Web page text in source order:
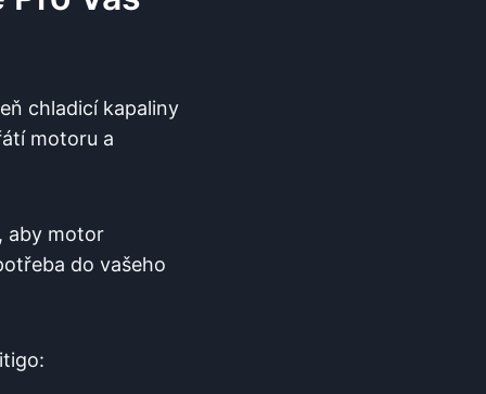
chladicí kapaliny
motoru a
aby motor
do vašeho